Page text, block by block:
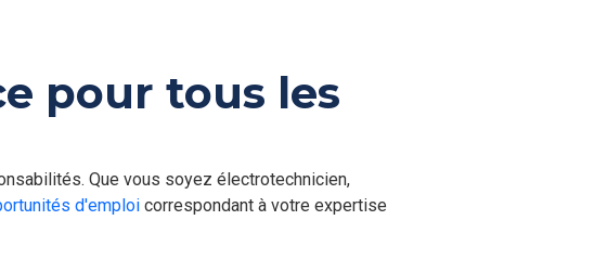
pour tous les
Que vous soyez électrotechnicien,
d'emploi correspondant à votre expertise